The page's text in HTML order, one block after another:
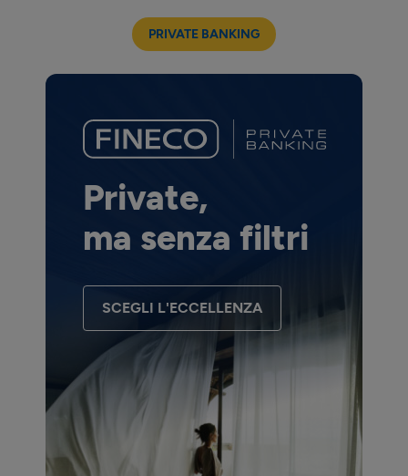
PRIVATE BANKING
Private,
ma senza filtri
SCEGLI L'ECCELLENZA